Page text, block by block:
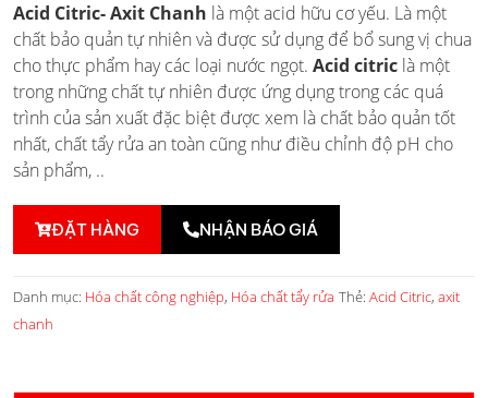
dựa trên
đánh giá
Acid Citric- Axit Chanh là một acid hữu cơ yếu. Là một
chất bảo quản tự nhiên và được sử dụng để bổ sung vị chua
cho thực phẩm hay các loại nước ngọt. Acid citric là một
trong những chất tự nhiên được ứng dụng trong các quá
trình của sản xuất đặc biệt được xem là chất bảo quản tốt
nhất, chất tẩy rửa an toàn cũng như điều chỉnh độ pH cho
sản phẩm, ..
ĐẶT HÀNG NHẬN BÁO GIÁ
Danh mục: Hóa chất công nghiệp, Hóa chất tẩy rửa Thẻ: Acid Citric, axit
chanh